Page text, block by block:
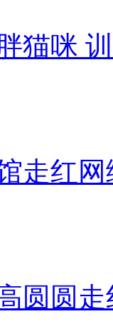
猫咪
走红网
圆圆走